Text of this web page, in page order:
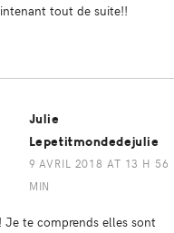
tout de suite!!
Julie
Lepetitmondedejulie
9 AVRIL 2018 AT 13 H 56
MIN
Je te comprends elles sont